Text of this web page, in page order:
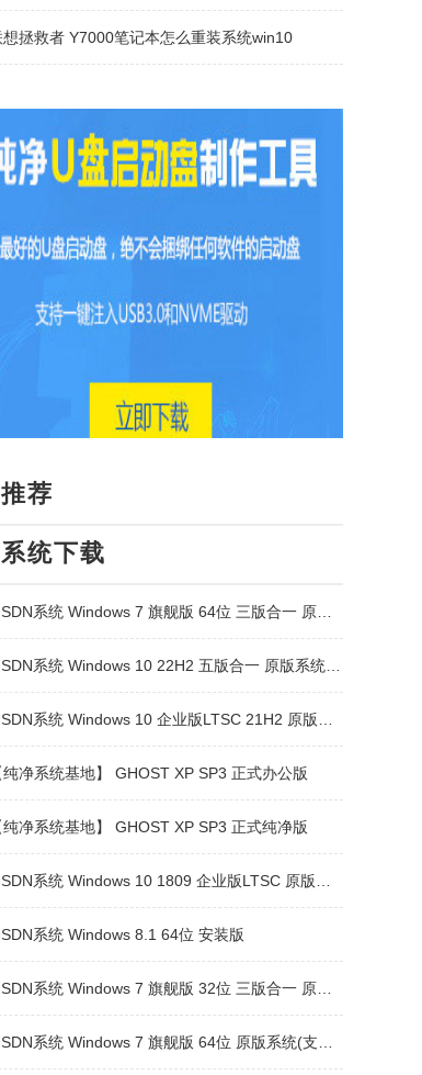
想拯救者 Y7000笔记本怎么重装系统win10
荐
统下载
系统 Windows 7 旗舰版 64位 三版合一 原版系统
系统 Windows 10 22H2 五版合一 原版系统（64位）
系统 Windows 10 企业版LTSC 21H2 原版系统(64位)
纯净系统基地】 GHOST XP SP3 正式办公版
纯净系统基地】 GHOST XP SP3 正式纯净版
系统 Windows 10 1809 企业版LTSC 原版系统(64位)
系统 Windows 8.1 64位 安装版
系统 Windows 7 旗舰版 32位 三版合一 原版系统
系统 Windows 7 旗舰版 64位 原版系统(支持intel&amd最新硬件)